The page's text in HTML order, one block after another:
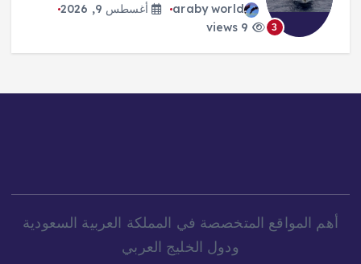
4
araby world
أغسطس 9, 2026
أهم المواقع المتخصصة في المملكة العربية السعودية
ودول الخليج العربي